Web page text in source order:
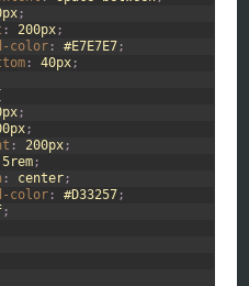
;
: 200px;
color : #E7E7E7 ;
: 40px;
;
;
: 200px ;
5rem;
: center ;
color : #D33257;
;